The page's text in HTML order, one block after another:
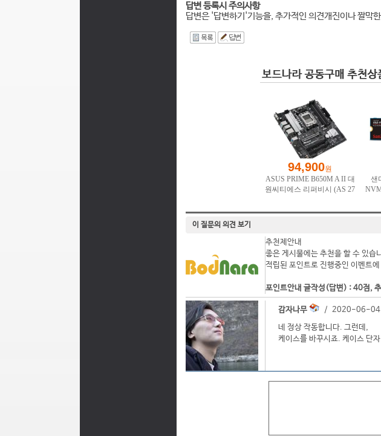
답변 등록시 주의사항
답변은 '답변하기'기능을, 추가적인 의견개진이나 짤막
이 질문의 의견 보기
추천제안내
좋은 게시물에는 추천을 할 수 있습
적립된 포인트로 진행중인 이벤트
포인트안내 글작성(답변) : 40점,
감자나무 / 2020-06-04
네 정상 작동합니다. 그런데,
케이스를 바꾸시죠. 케이스 단